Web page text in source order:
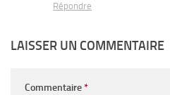
Répondre
LAISSER UN COMMENTAIRE
Commentaire*